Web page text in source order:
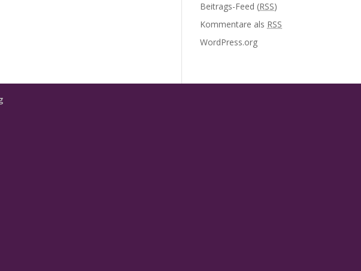
Beitrags-Feed (RSS)
Kommentare als RSS
WordPress.org